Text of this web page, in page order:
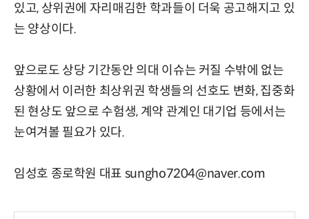
있고, 상위권에 자리매김한 학과들이 더욱 공고해지고 있
는 양상이다.
앞으로도 상당 기간동안 의대 이슈는 커질 수밖에 없는
상황에서 이러한 최상위권 학생들의 선호도 변화, 집중화
된 현상도 앞으로 수험생, 계약 관계인 대기업 등에서는
눈여겨볼 필요가 있다.
임성호 종로학원 대표 sungho7204@naver.com